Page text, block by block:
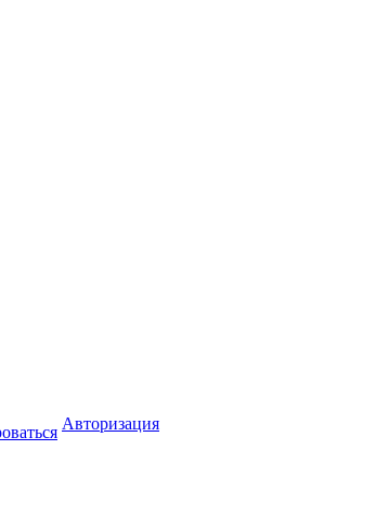
Авторизация